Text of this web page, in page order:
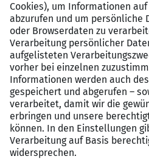
Verständnis für
und
Erfahrung in der
externen
Selbstständige,
unternehmerisches
Kommunikationsstärke
verschiedene